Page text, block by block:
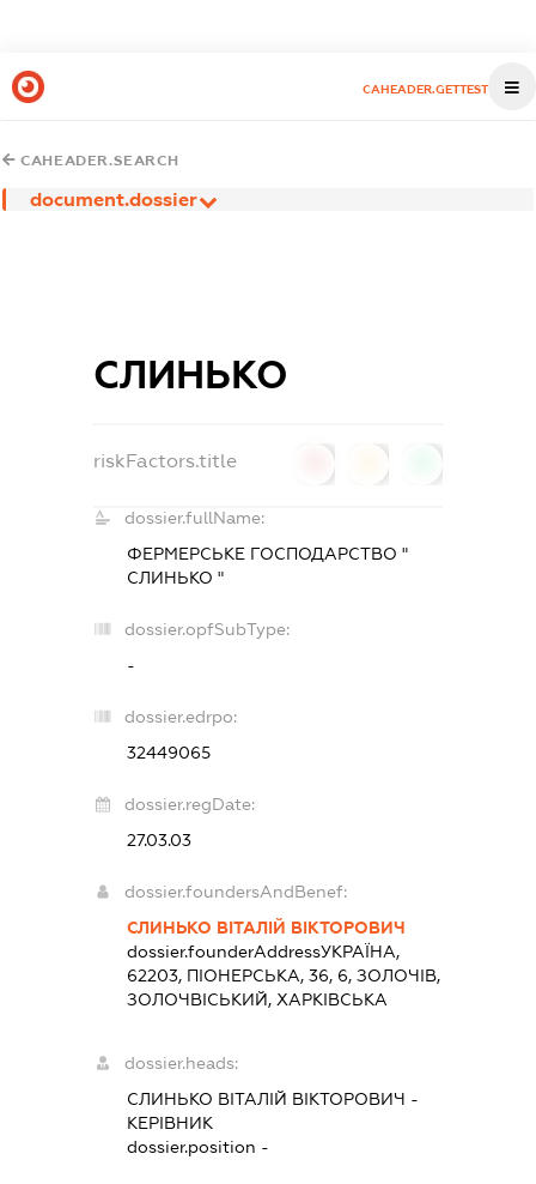
CAHEADER.GETTEST
CAHEADER.SEARCH
document.dossier
СЛИНЬКО
riskFactors.title
dossier.fullName:
ФЕРМЕРСЬКЕ ГОСПОДАРСТВО "
СЛИНЬКО "
dossier.opfSubType:
-
dossier.edrpo:
32449065
dossier.regDate:
27.03.03
dossier.foundersAndBenef:
СЛИНЬКО ВІТАЛІЙ ВІКТОРОВИЧ
dossier.founderAddressУКРАЇНА,
62203, ПІОНЕРСЬКА, 36, 6, ЗОЛОЧІВ,
ЗОЛОЧВІСЬКИЙ, ХАРКІВСЬКА
dossier.heads:
СЛИНЬКО ВІТАЛІЙ ВІКТОРОВИЧ -
КЕРІВНИК
dossier.position -